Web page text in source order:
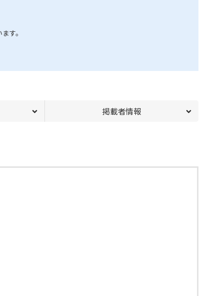
す。
掲載者情報